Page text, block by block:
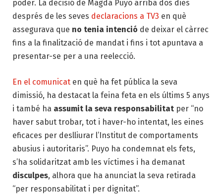
poder. La decisió de Magda Puyo arriba dos dies
després de les seves declaracions a TV3 en què
assegurava que no tenia intenció de deixar el càrrec
fins a la finalització de mandat i fins i tot apuntava a
presentar-se per a una reelecció.
En el comunicat en què ha fet pública la seva
dimissió, ha destacat la feina feta en els últims 5 anys
i també ha assumit la seva responsabilitat per “no
haver sabut trobar, tot i haver-ho intentat, les eines
eficaces per deslliurar l’Institut de comportaments
abusius i autoritaris”. Puyo ha condemnat els fets,
s’ha solidaritzat amb les víctimes i ha demanat
disculpes, alhora que ha anunciat la seva retirada
“per responsabilitat i per dignitat”.